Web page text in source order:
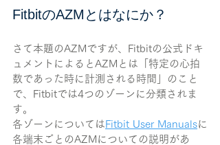
FitbitのAZMとはなにか？
さて本題のAZMですが、Fitbitの公式ドキ
ュメントによるとAZMとは「特定の心拍
数であった時に計測される時間」のこと
で、Fitbitでは4つのゾーンに分類されま
す。
各ゾーンについては Fitbit User Manualsに
各端末ごとのAZMについての説明があ